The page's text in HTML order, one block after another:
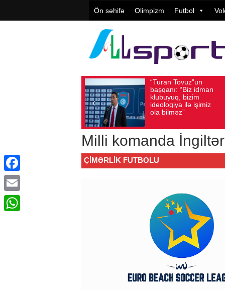
Ön səhifə Olimpizm Futbol
başqanı: “Biz idman
klubuyuq, bizim
ideologiya ilə işimiz
ola bilməz”
Vüqar
Avqust 05, 2026
Milli komanda
ÇIMƏRLIK FUTBOLU
Facebook
Email